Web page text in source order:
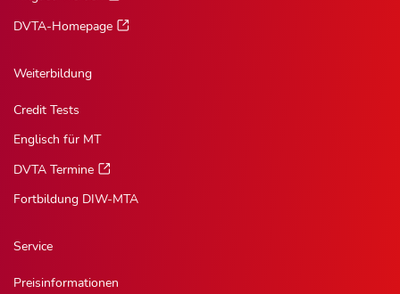
DVTA-Homepage
Weiterbildung
Credit Tests
Englisch für MT
DVTA Termine
Fortbildung DIW-MTA
Service
Preisinformationen